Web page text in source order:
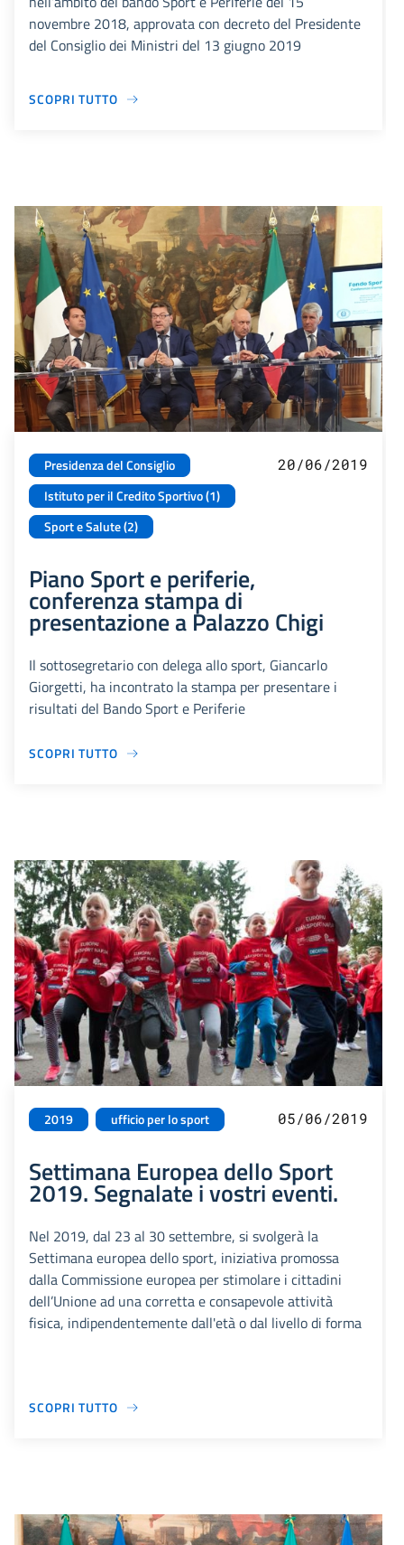
novembre 2018, approvata con decreto del Presidente
del Consiglio dei Ministri del 13 giugno 2019
SCOPRI TUTTO
Presidenza del Consiglio
Istituto per il Credito Sportivo (1)
Sport e Salute (2)
20/06/2019
Piano Sport e periferie,
conferenza stampa di
presentazione a Palazzo Chigi
Il sottosegretario con delega allo sport, Giancarlo
Giorgetti, ha incontrato la stampa per presentare i
risultati del Bando Sport e Periferie
SCOPRI TUTTO
2019 ufficio per lo sport 05/06/2019
Settimana Europea dello Sport
2019. Segnalate i vostri eventi.
Nel 2019, dal 23 al 30 settembre, si svolgerà la
Settimana europea dello sport, iniziativa promossa
dalla Commissione europea per stimolare i cittadini
dell’Unione ad una corretta e consapevole attività
fisica, indipendentemente dall'età o dal livello di forma
SCOPRI TUTTO